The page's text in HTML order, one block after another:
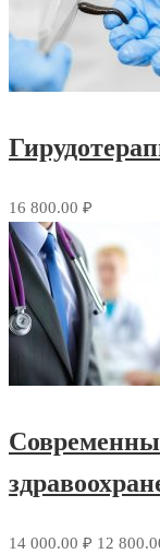
16 800.00 ₽
14 000.00 ₽ 12